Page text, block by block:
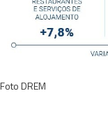
Foto DREM